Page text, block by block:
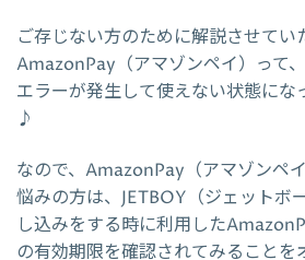
ご存じない方のために解説させてい
AmazonPay（アマゾンペイ）って
エラーが発生して使えない状態にな
♪
なので、AmazonPay（アマゾンペ
悩みの方は、JETBOY（ジェットボ
し込みをする時に利用した
の有効期限を確認されてみることを